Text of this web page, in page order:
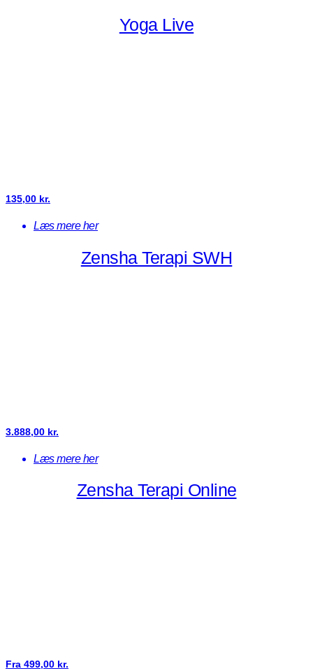
Yoga Live
135,00 kr.
Læs mere her
Zensha Terapi SWH
3.888,00 kr.
Læs mere her
Zensha Terapi Online
Fra 499,00 kr.